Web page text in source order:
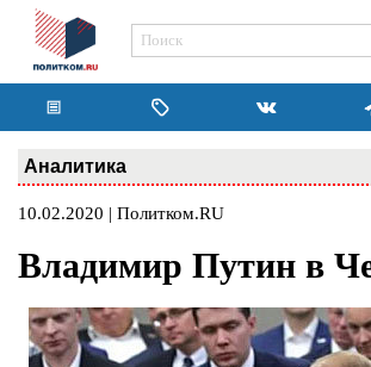
Аналитика
10.02.2020 | Политком.RU
Владимир Путин в